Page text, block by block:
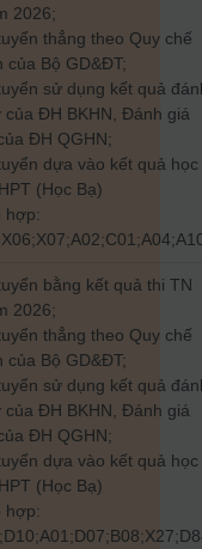
2026;
thẳng theo Quy chế
của Bộ GD&ĐT;
sử dụng kết quả
của ĐH BKHN, Đánh giá
ĐH QGHN;
dựa vào kết quả học
(Học Bạ)
hợp:
bằng kết quả thi TN
2026;
thẳng theo Quy chế
của Bộ GD&ĐT;
sử dụng kết quả
của ĐH BKHN, Đánh giá
ĐH QGHN;
dựa vào kết quả học
(Học Bạ)
hợp: